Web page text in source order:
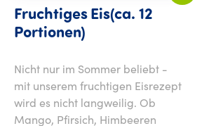
Fruchtiges Eis(ca. 12
Portionen)
Nicht nur im Sommer beliebt -
mit unserem fruchtigen Eisrezept
wird es nicht langweilig. Ob
Mango, Pfirsich, Himbeeren